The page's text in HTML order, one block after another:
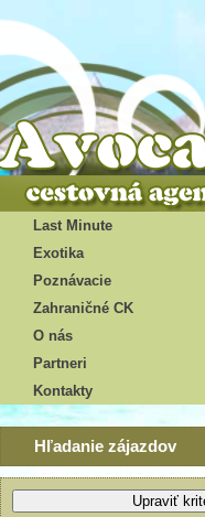
Last Minute
Exotika
Poznávacie
Zahraničné CK
O nás
Partneri
Kontakty
Hľadanie zájazdov